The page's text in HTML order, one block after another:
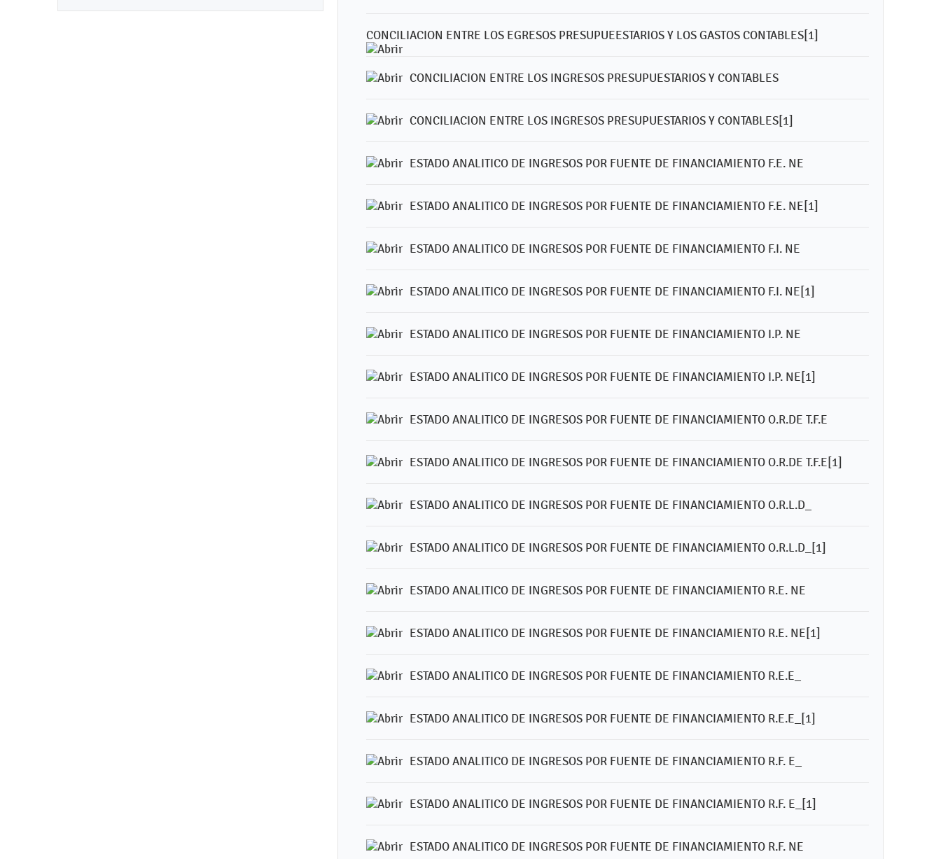
CONCILIACION ENTRE LOS EGRESOS PRESUPUEESTARIOS Y LOS GASTOS CONTABLES[1]
CONCILIACION ENTRE LOS INGRESOS PRESUPUESTARIOS Y CONTABLES
CONCILIACION ENTRE LOS INGRESOS PRESUPUESTARIOS Y CONTABLES[1]
ESTADO ANALITICO DE INGRESOS POR FUENTE DE FINANCIAMIENTO F.E. NE
ESTADO ANALITICO DE INGRESOS POR FUENTE DE FINANCIAMIENTO F.E. NE[1]
ESTADO ANALITICO DE INGRESOS POR FUENTE DE FINANCIAMIENTO F.I. NE
ESTADO ANALITICO DE INGRESOS POR FUENTE DE FINANCIAMIENTO F.I. NE[1]
ESTADO ANALITICO DE INGRESOS POR FUENTE DE FINANCIAMIENTO I.P. NE
ESTADO ANALITICO DE INGRESOS POR FUENTE DE FINANCIAMIENTO I.P. NE[1]
ESTADO ANALITICO DE INGRESOS POR FUENTE DE FINANCIAMIENTO O.R.DE T.F.E
ESTADO ANALITICO DE INGRESOS POR FUENTE DE FINANCIAMIENTO O.R.DE T.F.E[1]
ESTADO ANALITICO DE INGRESOS POR FUENTE DE FINANCIAMIENTO O.R.L.D_
ESTADO ANALITICO DE INGRESOS POR FUENTE DE FINANCIAMIENTO O.R.L.D_[1]
ESTADO ANALITICO DE INGRESOS POR FUENTE DE FINANCIAMIENTO R.E. NE
ESTADO ANALITICO DE INGRESOS POR FUENTE DE FINANCIAMIENTO R.E. NE[1]
ESTADO ANALITICO DE INGRESOS POR FUENTE DE FINANCIAMIENTO R.E.E_
ESTADO ANALITICO DE INGRESOS POR FUENTE DE FINANCIAMIENTO R.E.E_[1]
ESTADO ANALITICO DE INGRESOS POR FUENTE DE FINANCIAMIENTO R.F. E_
ESTADO ANALITICO DE INGRESOS POR FUENTE DE FINANCIAMIENTO R.F. E_[1]
ESTADO ANALITICO DE INGRESOS POR FUENTE DE FINANCIAMIENTO R.F. NE